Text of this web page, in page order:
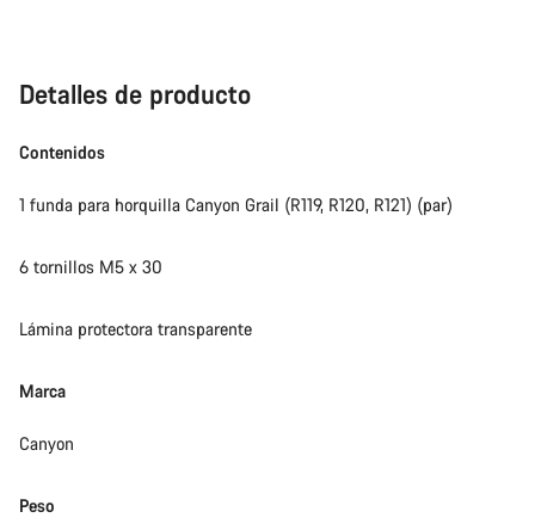
Detalles de producto
Contenidos
1 funda para horquilla Canyon Grail (R119, R120, R121) (par)
6 tornillos M5 x 30
Lámina protectora transparente
Marca
Canyon
Peso